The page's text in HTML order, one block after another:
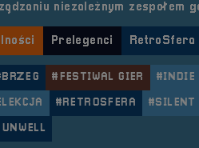
niezależnym zespołem
Prelegenci RetroSfera
#FESTIWAL GIER #INDIE
#RETROSFERA #SILENT